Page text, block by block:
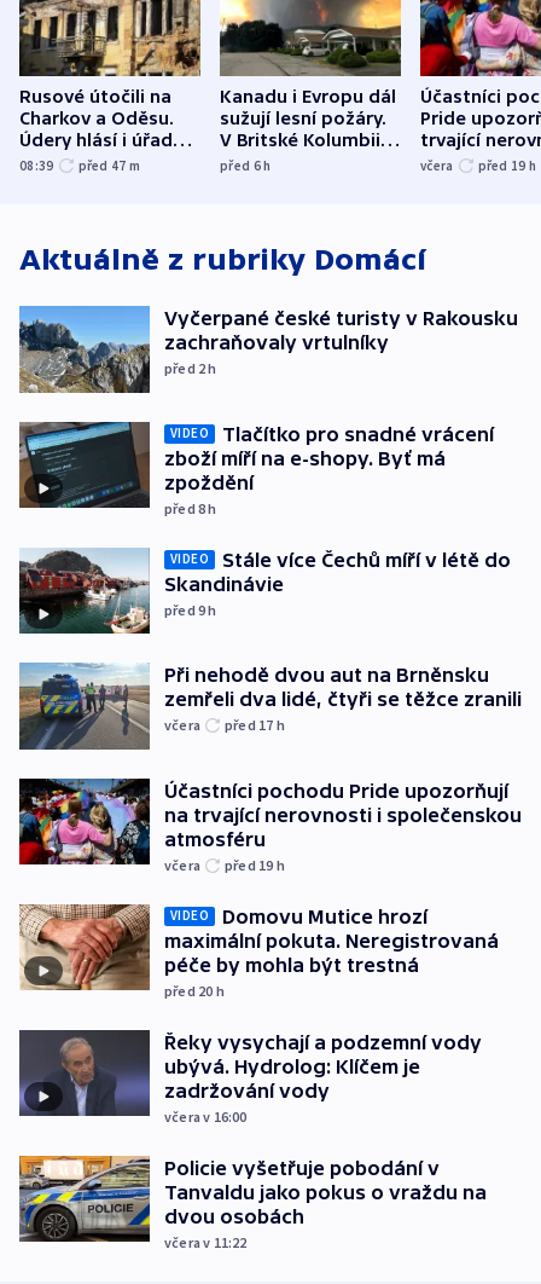
Rusové útočili na
Charkov a Oděsu.
Údery hlásí i úřady v
Bělgorodu
08:39 před 47 m
Kanadu i Evropu dál
sužují lesní požáry.
V Britské Kolumbii
evakuovali tisíce lidí
před 6h
Účastníci
Pride
trvající
včera před 19 h
Aktuálně z rubriky Domácí
Vyčerpané české turisty v Rakousku
zachraňovaly vrtulníky
před 2h
VIDEO
Tlačítko pro snadné vrácení
zboží míří na e-shopy. Byť má
zpoždění
před 8h
VIDEO
Stále více Čechů míří v létě do
Skandinávie
před 9h
Při nehodě dvou aut na Brněnsku
zemřeli dva lidé, čtyři se těžce zranili
včera před 17 h
Účastníci pochodu Pride upozorňují
na trvající nerovnosti i společenskou
atmosféru
včera před 19 h
VIDEO
Domovu Mutice hrozí
maximální pokuta. Neregistrovaná
péče by mohla být trestná
před 20 h
Řeky vysychají a podzemní vody
ubývá. Hydrolog: Klíčem je
zadržování vody
včera v 16:00
Policie vyšetřuje pobodání v
Tanvaldu jako pokus o vraždu na
dvou osobách
včera v 11:22